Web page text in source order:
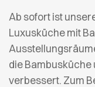
Ab sofort ist
Luxusküche mit
die
verbessert. Zum